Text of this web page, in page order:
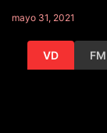
mayo 31, 2021
VD FM